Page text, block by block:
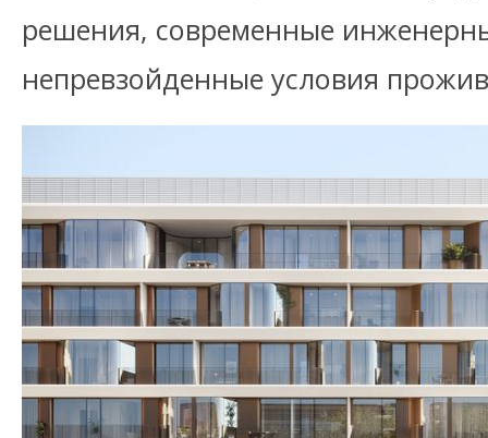
решения, современные
непревзойденные условия